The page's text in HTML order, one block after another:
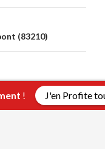
(83210)
! J'en Profite